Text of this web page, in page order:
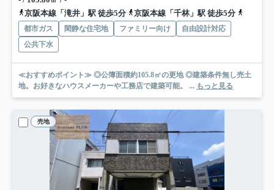
京阪本線「滝井」駅 徒歩5分
京阪本線「千林」駅 徒歩5分
都市ガス 閑静な住宅地 ファミリー向け
自由設計対応
公共下水
≪おすすめポイント≫ ◎公簿面積約105.8㎡の更地 ◎建築条件無し売土
地。お好きなハウスメーカーや工務店で建築可能。 ... もっと見る
売地